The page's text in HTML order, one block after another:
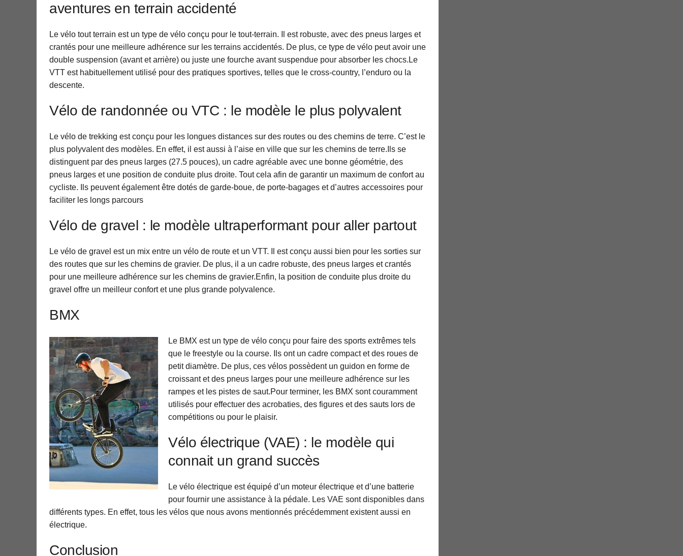
aventures en terrain accidenté
Le vélo tout terrain est un type de vélo conçu pour le tout-terrain. Il est robuste, avec des pneus larges et
crantés pour une meilleure adhérence sur les terrains accidentés. De plus, ce type de vélo peut avoir une
double suspension (avant et arrière) ou juste une fourche avant suspendue pour absorber les chocs.Le
VTT est habituellement utilisé pour des pratiques sportives, telles que le cross-country, l’enduro ou la
descente.
Vélo de randonnée ou VTC : le modèle le plus polyvalent
Le vélo de trekking est conçu pour les longues distances sur des routes ou des chemins de terre. C’est le
plus polyvalent des modèles. En effet, il est aussi à l’aise en ville que sur les chemins de terre.Ils se
distinguent par des pneus larges (27.5 pouces), un cadre agréable avec une bonne géométrie, des
pneus larges et une position de conduite plus droite. Tout cela afin de garantir un maximum de confort au
cycliste. Ils peuvent également être dotés de garde-boue, de porte-bagages et d’autres accessoires pour
faciliter les longs parcours
Vélo de gravel : le modèle ultraperformant pour aller partout
Le vélo de gravel est un mix entre un vélo de route et un VTT. Il est conçu aussi bien pour les sorties sur
des routes que sur les chemins de gravier. De plus, il a un cadre robuste, des pneus larges et crantés
pour une meilleure adhérence sur les chemins de gravier.Enfin, la position de conduite plus droite du
gravel offre un meilleur confort et une plus grande polyvalence.
BMX
Le BMX est un type de vélo conçu pour faire des sports extrêmes tels
que le freestyle ou la course. Ils ont un cadre compact et des roues de
petit diamètre. De plus, ces vélos possèdent un guidon en forme de
croissant et des pneus larges pour une meilleure adhérence sur les
rampes et les pistes de saut.Pour terminer, les BMX sont couramment
utilisés pour effectuer des acrobaties, des figures et des sauts lors de
compétitions ou pour le plaisir.
Vélo électrique (VAE) : le modèle qui
connait un grand succès
Le vélo électrique est équipé d’un moteur électrique et d’une batterie
pour fournir une assistance à la pédale. Les VAE sont disponibles dans
différents types. En effet, tous les vélos que nous avons mentionnés précédemment existent aussi en
électrique.
Conclusion